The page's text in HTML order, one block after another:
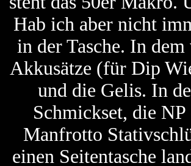
Hab ich aber nicht
in der Tasche. In
Akkusätze (für Dip
und die Gelis. In
Schmickset, die NP
Manfrotto
einen Seitentasche